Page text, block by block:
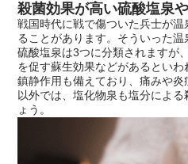
殺菌効果が高い硫酸塩泉
戦国時代に戦で傷ついた兵士が
ることがあります。そういった温
硫酸塩泉は3つに分類されますが
を促す蘇生効果などがあるとい
鎮静作用も備えており、痛みや
以外では、塩化物泉も塩分によ
ょう。